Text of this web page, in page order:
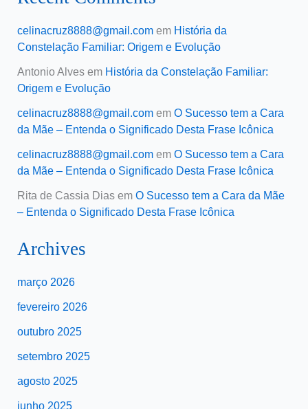
celinacruz8888@gmail.comem História da
Constelação Familiar: Origem e Evolução
Antonio Alvesem História da Constelação Familiar:
Origem e Evolução
celinacruz8888@gmail.comem O Sucesso tem a Cara
da Mãe – Entenda o Significado Desta Frase Icônica
celinacruz8888@gmail.comem O Sucesso tem a Cara
da Mãe – Entenda o Significado Desta Frase Icônica
Rita de Cassia Diasem O Sucesso tem a Cara da Mãe
– Entenda o Significado Desta Frase Icônica
Archives
março 2026
fevereiro 2026
outubro 2025
setembro 2025
agosto 2025
junho 2025